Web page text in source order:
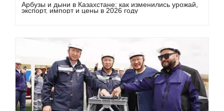
Арбузы и дыни в Казахстане: как изменились урожай,
экспорт, импорт и цены в 2026 году